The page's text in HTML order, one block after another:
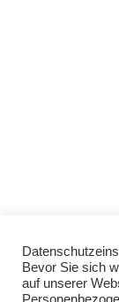
Bevor Sie sich
auf unserer